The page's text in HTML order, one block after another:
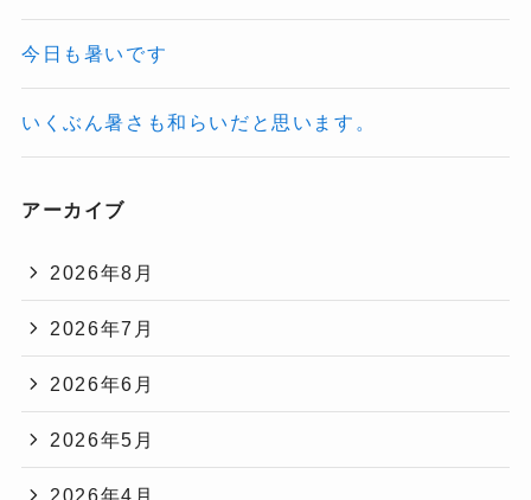
今日も暑いです
いくぶん暑さも和らいだと思います。
アーカイブ
2026年8月
2026年7月
2026年6月
2026年5月